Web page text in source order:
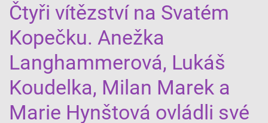
Čtyři vítězství na Svatém
Kopečku. Anežka
Langhammerová, Lukáš
Koudelka, Milan Marek a
Marie Hynštová ovládli své